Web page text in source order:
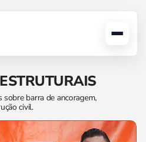
barra de ancoragem,
civil.